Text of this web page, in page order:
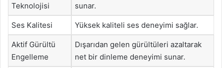
Teknolojisi
sunar.
Ses Kalitesi Yüksek kaliteli ses deneyimi sağlar.
Aktif Gürültü
Engelleme
Dışarıdan gelen gürültüleri azaltarak
net bir dinleme deneyimi sunar.